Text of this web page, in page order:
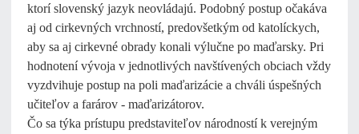
ktorí slovenský jazyk neovládajú. Podobný postup očakáva
aj od cirkevných vrchností, predovšetkým od katolíckych,
aby sa aj cirkevné obrady konali výlučne po maďarsky. Pri
hodnotení vývoja v jednotlivých navštívených obciach vždy
vyzdvihuje postup na poli maďarizácie a chváli úspešných
učiteľov a farárov - maďarizátorov.
Čo sa týka prístupu predstaviteľov národností k verejným